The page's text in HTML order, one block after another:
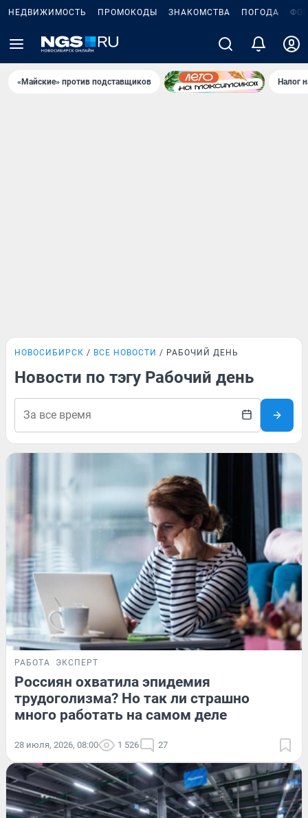
НЕДВИЖИМОСТЬ ПРОМОКОДЫ ЗНАКОМСТВА ПОГОДА
«Майские» против подставщиков Налог
НОВОСИБИРСК ВСЕ НОВОСТИ РАБОЧИЙ ДЕНЬ
Новости по тэгу Рабочий день
РАБОТА ЭКСПЕРТ
Россиян охватила эпидемия
трудоголизма? Но так ли страшно
много работать на самом деле
28 июля, 2026, 08:00 1 526 27